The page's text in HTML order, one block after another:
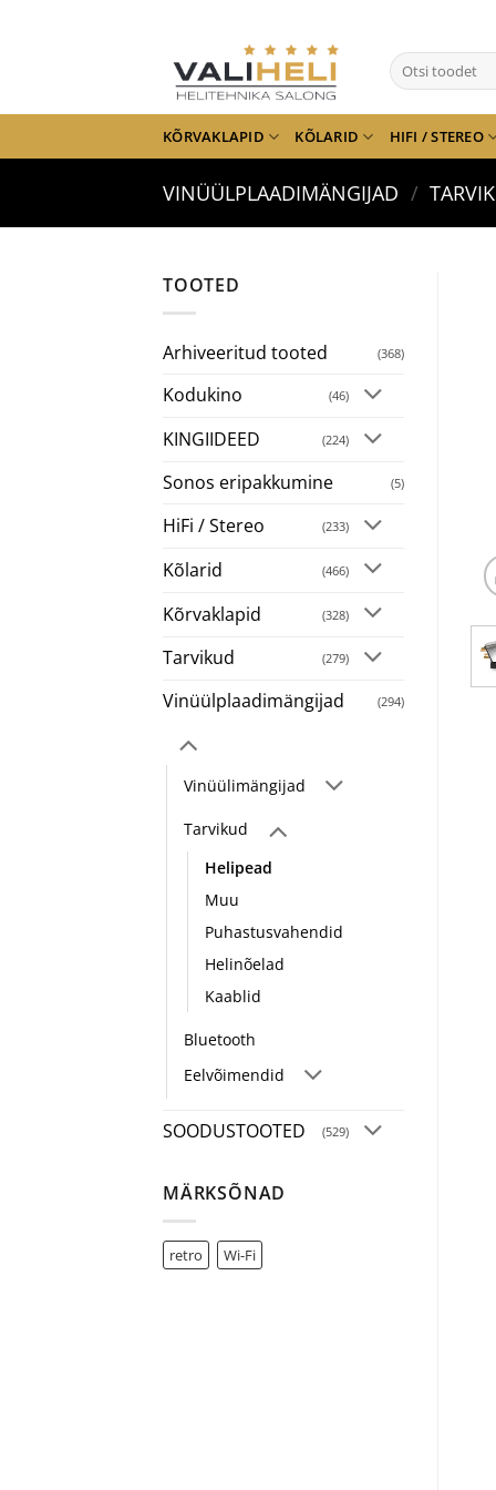
Otsi:
KÕRVAKLAPID KÕLARID HIFI / STEREO
VINÜÜLPLAADIMÄNGIJAD /
TOOTED
Arhiveeritud tooted (368)
Kodukino (46)
KINGIIDEED (224)
Sonos eripakkumine (5)
HiFi / Stereo (233)
Kõlarid (466)
Kõrvaklapid (328)
Tarvikud (279)
Vinüülplaadimängijad (294)
Vinüülimängijad
Tarvikud
Helipead
Muu
Puhastusvahendid
Helinõelad
Kaablid
Bluetooth
Eelvõimendid
SOODUSTOOTED (529)
MÄRKSÕNAD
retro Wi-Fi